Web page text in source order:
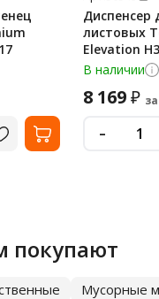
Диспенсер
листовых
Elevation
белый
В наличии
8 169₽
-
покупают
Мусорные